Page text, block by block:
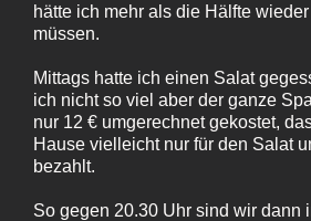
hätte ich mehr als die Hälfte
müssen.
Mittags hatte ich einen Salat
ich nicht so viel aber der ganze
nur 12 € umgerechnet gekostet,
Hause vielleicht nur für den Salat
bezahlt.
So gegen 20.30 Uhr sind wir dann